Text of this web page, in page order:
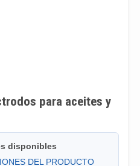
para aceites y
disponibles
DEL PRODUCTO